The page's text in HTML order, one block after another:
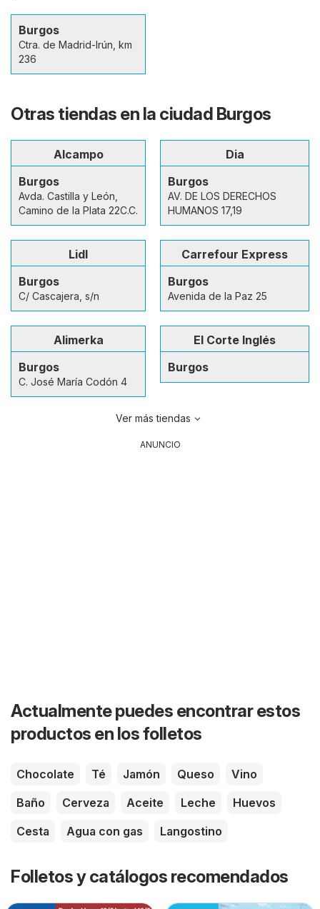
Burgos
Ctra. de Madrid-Irún, km
236
Otras tiendas en la ciudad Burgos
Alcampo
Burgos
Avda. Castilla y León,
Camino de la Plata 22C.C.
Dia
Burgos
AV. DE LOS DERECHOS
HUMANOS 17,19
Lidl
Burgos
C/ Cascajera, s/n
Carrefour Express
Burgos
Avenida de la Paz 25
Alimerka
Burgos
C. José María Codón 4
El Corte Inglés
Burgos
Ver más tiendas
ANUNCIO
Actualmente puedes encontrar estos
productos en los folletos
Chocolate Té Jamón Queso
Vino
Baño
Cerveza Aceite Leche
Huevos
Cesta
Agua con gas Langostino
Folletos y catálogos recomendados